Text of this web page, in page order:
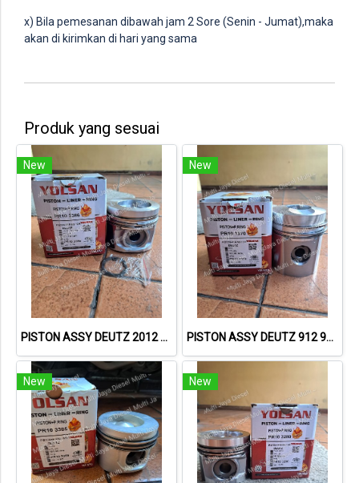
x) Bila pemesanan dibawah jam 2 Sore (Senin - Jumat),maka
akan di kirimkan di hari yang sama
Produk yang sesuai
New
PISTON ASSY DEUTZ 2012 40441600 04501383 04284390 20849999 PR103386 – YOLSAN
New
PISTON ASSY DEUTZ 912 94653600 04232407 PR103370 – YOLSAN
New New